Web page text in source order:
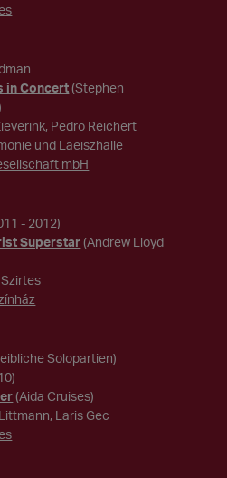
in Concert (Stephen
Pedro Reichert
und Laeiszhalle
mbH
- 2012)
Superstar (Andrew Lloyd
Szirtes
Solopartien)
(Aida Cruises)
Laris Gec